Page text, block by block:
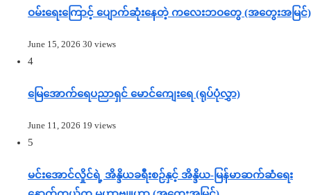
ဝမ်းရေးကြောင့် ပျောက်ဆုံးနေတဲ့ ကလေးဘဝတွေ (အတွေးအမြင်)
June 15, 2026 30 views
4
မြေအောက်ရေပညာရှင် မောင်ကျေးရေ (ရုပ်ပုံလွှာ)
June 11, 2026 19 views
5
မင်းအောင်လှိုင်ရဲ့ အိန္ဒိယခရီးစဉ်နှင့် အိန္ဒိယ-မြန်မာဆက်ဆံရေး